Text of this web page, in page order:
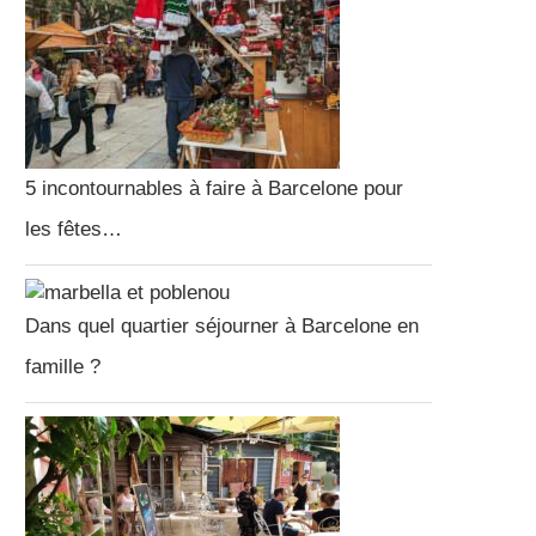
5 incontournables à faire à Barcelone pour
les fêtes…
Dans quel quartier séjourner à Barcelone en
famille ?